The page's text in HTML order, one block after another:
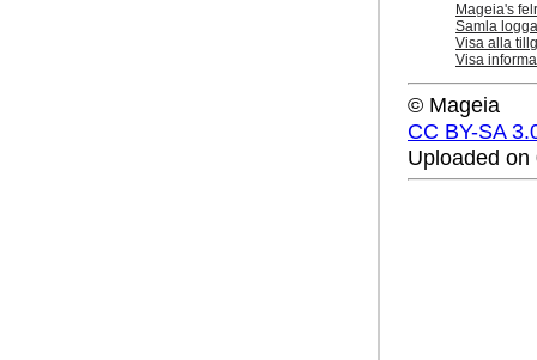
Mageia's
Samla
Visa alla
Visa
© Mageia
CC BY-SA
Uploaded